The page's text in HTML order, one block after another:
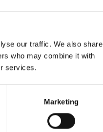
our traffic. We also share
who may combine it with
services.
Marketing
startade för
ut vid öppning
tog en utanför.